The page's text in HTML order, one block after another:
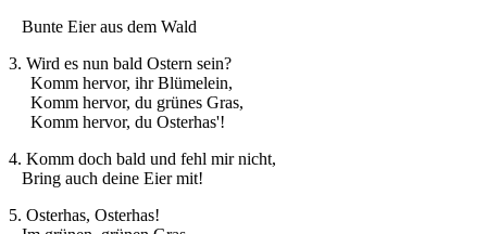
Bunte Eier aus dem Wald
3. Wird es nun bald Ostern sein?
Komm hervor, ihr Blümelein,
Komm hervor, du grünes Gras,
Komm hervor, du Osterhas'!
4. Komm doch bald und fehl mir nicht,
Bring auch deine Eier mit!
5. Osterhas, Osterhas!